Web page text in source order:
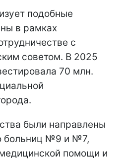
подобные
в рамках
с
советом. В 2025
70 млн.
были направлены
больниц №9 и №7,
помощи и